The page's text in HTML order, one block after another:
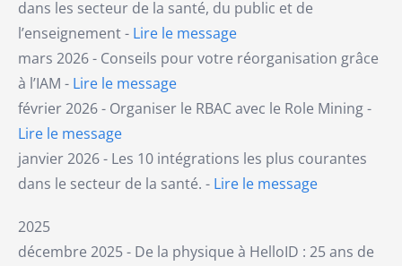
dans les secteur de la santé, du public et de
l’enseignement - Lire le message
mars 2026 - Conseils pour votre réorganisation grâce
à l’IAM - Lire le message
février 2026 - Organiser le RBAC avec le Role Mining -
Lire le message
janvier 2026 - Les 10 intégrations les plus courantes
dans le secteur de la santé. - Lire le message
2025
décembre 2025 - De la physique à HelloID : 25 ans de